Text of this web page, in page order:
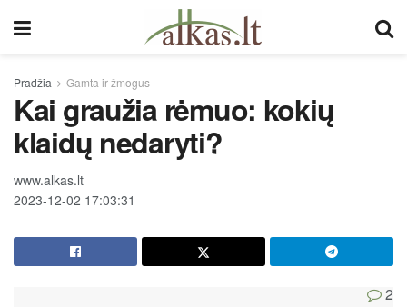
Pradžia Gamta ir žmogus
Kai graužia rėmuo: kokių
klaidų nedaryti?
www.alkas.lt
2023-12-02 17:03:31
2